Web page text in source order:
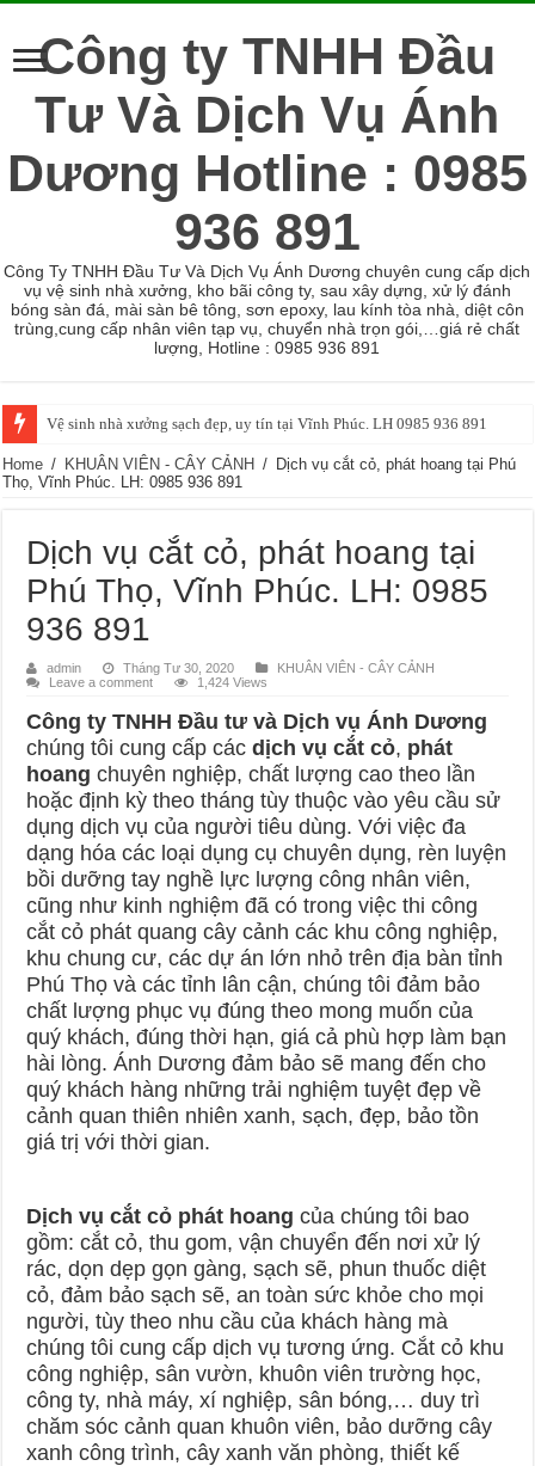
Công ty TNHH Đầu
Tư Và Dịch Vụ Ánh
Dương Hotline : 0985
936 891
Công Ty TNHH Đầu Tư Và Dịch Vụ Ánh Dương chuyên cung cấp dịch
vụ vệ sinh nhà xưởng, kho bãi công ty, sau xây dựng, xử lý đánh
bóng sàn đá, mài sàn bê tông, sơn epoxy, lau kính tòa nhà, diệt côn
trùng,cung cấp nhân viên tạp vụ, chuyển nhà trọn gói,…giá rẻ chất
lượng, Hotline : 0985 936 891
Vệ sinh nhà xưởng sạch đẹp, uy tín tại Vĩnh Phúc. LH 0985 936 891
Home / KHUÂN VIÊN - CÂY CẢNH / Dịch vụ cắt cỏ, phát hoang tại Phú
Thọ, Vĩnh Phúc. LH: 0985 936 891
Dịch vụ cắt cỏ, phát hoang tại
Phú Thọ, Vĩnh Phúc. LH: 0985
936 891
admin Tháng Tư 30, 2020
KHUÂN VIÊN - CÂY CẢNH
Leave a comment
1,424 Views
Công ty TNHH Đầu tư và Dịch vụ Ánh Dương
chúng tôi cung cấp cácdịch vụ cắt cỏ, phát
hoang chuyên nghiệp, chất lượng cao theo lần
hoặc định kỳ theo tháng tùy thuộc vào yêu cầu sử
dụng dịch vụ của người tiêu dùng. Với việc đa
dạng hóa các loại dụng cụ chuyên dụng, rèn luyện
bồi dưỡng tay nghề lực lượng công nhân viên,
cũng như kinh nghiệm đã có trong việc thi công
cắt cỏ phát quang cây cảnh các khu công nghiệp,
khu chung cư, các dự án lớn nhỏ trên địa bàn tỉnh
Phú Thọ và các tỉnh lân cận, chúng tôi đảm bảo
chất lượng phục vụ đúng theo mong muốn của
quý khách, đúng thời hạn, giá cả phù hợp làm bạn
hài lòng. Ánh Dương đảm bảo sẽ mang đến cho
quý khách hàng những trải nghiệm tuyệt đẹp về
cảnh quan thiên nhiên xanh, sạch, đẹp, bảo tồn
giá trị với thời gian.
Dịch vụ cắt cỏ phát hoang của chúng tôi bao
gồm: cắt cỏ, thu gom, vận chuyển đến nơi xử lý
rác, dọn dẹp gọn gàng, sạch sẽ, phun thuốc diệt
cỏ, đảm bảo sạch sẽ, an toàn sức khỏe cho mọi
người, tùy theo nhu cầu của khách hàng mà
chúng tôi cung cấp dịch vụ tương ứng. Cắt cỏ khu
công nghiệp, sân vườn, khuôn viên trường học,
công ty, nhà máy, xí nghiệp, sân bóng,… duy trì
chăm sóc cảnh quan khuôn viên, bảo dưỡng cây
xanh công trình, cây xanh văn phòng, thiết kế